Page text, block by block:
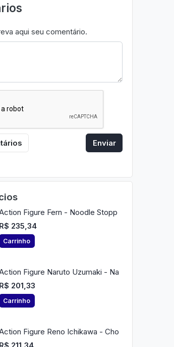
aqui seu comentário.
Enviar
Figure Fern - Noodle Stopp
R$ 235,34
Carrinho
Figure Naruto Uzumaki - Na
R$ 201,33
Carrinho
Figure Reno Ichikawa - Cho